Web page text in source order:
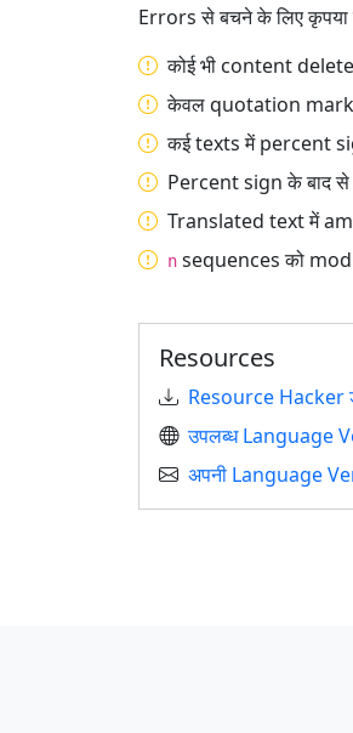
Errors से बचने के लिए
कोई भी content
केवल quotation marks
कई texts में percent
Percent sign के बाद
Translated text में
n sequences को
Resources
Resource Hacker
उपलब्ध Language
अपनी Language